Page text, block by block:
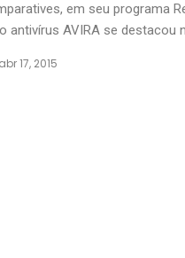
em seu programa
antivírus AVIRA se destacou
abr 17, 2015